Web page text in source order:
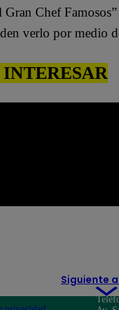
Chef
verlo por medio
Siguiente